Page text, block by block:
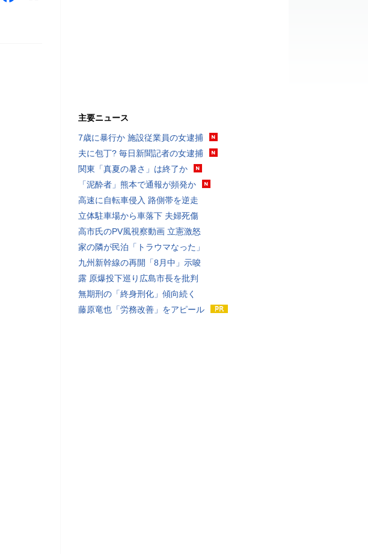
主要ニュース
7歳に暴行か 施設従業員の女逮捕
夫に包丁? 毎日新聞記者の女逮捕
関東「真夏の暑さ」は終了か
「泥酔者」熊本で通報が頻発か
高速に自転車侵入 路側帯を逆走
立体駐車場から車落下 夫婦死傷
高市氏のPV風視察動画 立憲激怒
家の隣が民泊「トラウマなった」
九州新幹線の再開「8月中」示唆
露 原爆投下巡り広島市長を批判
無期刑の「終身刑化」傾向続く
藤原竜也「労務改善」をアピール